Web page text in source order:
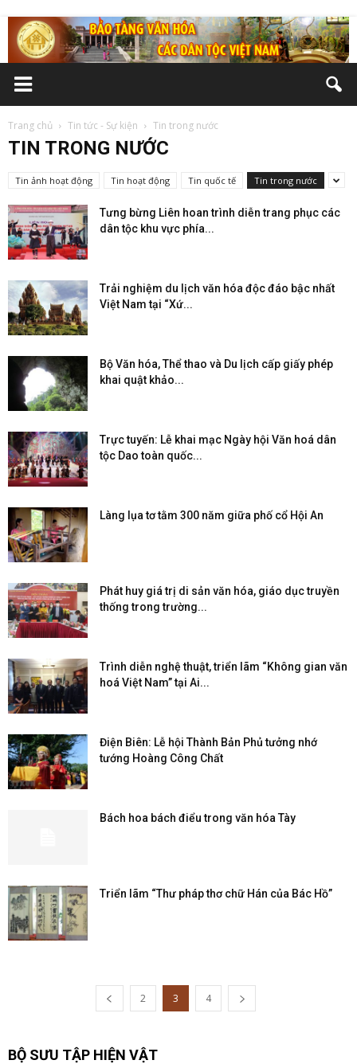
Trang chủ Tin tức - Sự kiện Tin trong nước
TIN TRONG NƯỚC
Tin ảnh hoạt động Tin hoạt động Tin quốc tế Tin trong nước
Tưng bừng Liên hoan trình diễn trang phục các
dân tộc khu vực phía...
Trải nghiệm du lịch văn hóa độc đáo bậc nhất
Việt Nam tại “Xứ...
Bộ Văn hóa, Thể thao và Du lịch cấp giấy phép
khai quật khảo...
Trực tuyến: Lễ khai mạc Ngày hội Văn hoá dân
tộc Dao toàn quốc...
Làng lụa tơ tằm 300 năm giữa phố cổ Hội An
Phát huy giá trị di sản văn hóa, giáo dục truyền
thống trong trường...
Trình diễn nghệ thuật, triển lãm “Không gian văn
hoá Việt Nam” tại Ai...
Điện Biên: Lễ hội Thành Bản Phủ tưởng nhớ
tướng Hoàng Công Chất
Bách hoa bách điểu trong văn hóa Tày
Triển lãm “Thư pháp thơ chữ Hán của Bác Hồ”
2 3 4
BỘ SƯU TẬP HIỆN VẬT